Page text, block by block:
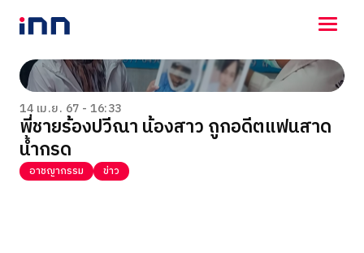
NEWS
ENTERTAINMENT
LIFESTYLE
HOROSCOPE
LOTTERY
VIDEO
14 เม.ย. 67 - 16:33
พี่ชายร้องปวีณา น้องสาว ถูกอดีตแฟนสาด
น้ำกรด
อาชญากรรม ข่าว